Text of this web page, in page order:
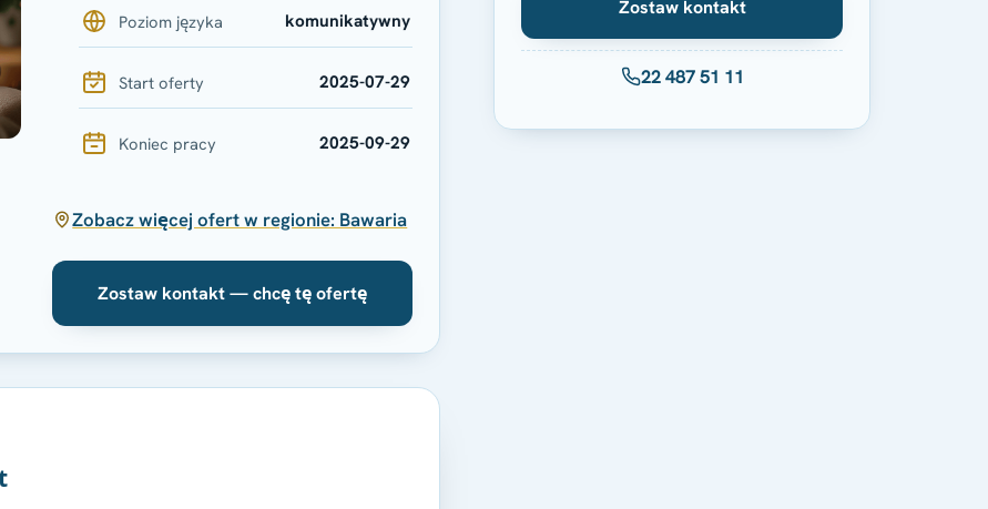
Poziom języka komunikatywny
Start oferty 2025-07-29
Koniec pracy 2025-09-29
Zobacz więcej ofert w regionie: Bawaria
Zostaw kontakt — chcę tę ofertę
Zostaw kontakt
22 487 51 11